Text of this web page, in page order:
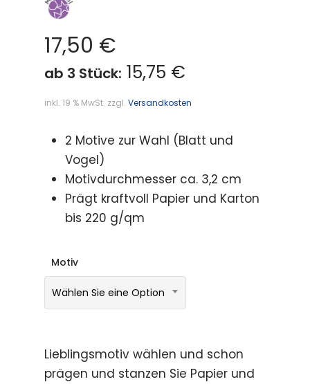
17,50 €
ab 3 Stück: 15,75 €
inkl. 19 % MwSt. zzgl. Versandkosten
2 Motive zur Wahl (Blatt und
Vogel)
Motivdurchmesser ca. 3,2 cm
Prägt kraftvoll Papier und Karton
bis 220 g/qm
Motiv
Wählen Sie eine Option
Lieblingsmotiv wählen und schon
prägen und stanzen Sie Papier und